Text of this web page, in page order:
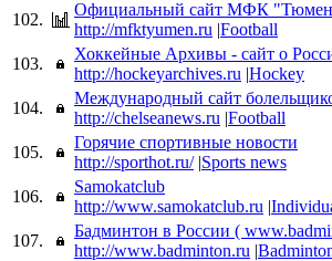
102.
Официальный сайт МФК
http://mfktyumen.ru |Football
103.
Хоккейные Архивы - сайт о
http://hockeyarchives.ru |Hockey
104.
Международный сайт
http://chelseanews.ru |Football
105.
Горячие спортивные новости
http://sporthot.ru/ |Sports news
106.
Samokatclub
http://www.samokatclub.ru |
107.
Бадминтон в России (
http://www.badminton.ru |